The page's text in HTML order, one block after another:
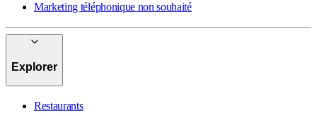
Marketing téléphonique non souhaité
Explorer
Restaurants